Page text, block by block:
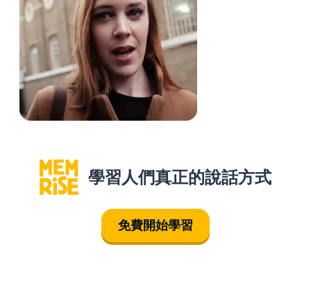
學習人們真正的說話方式
免費開始學習